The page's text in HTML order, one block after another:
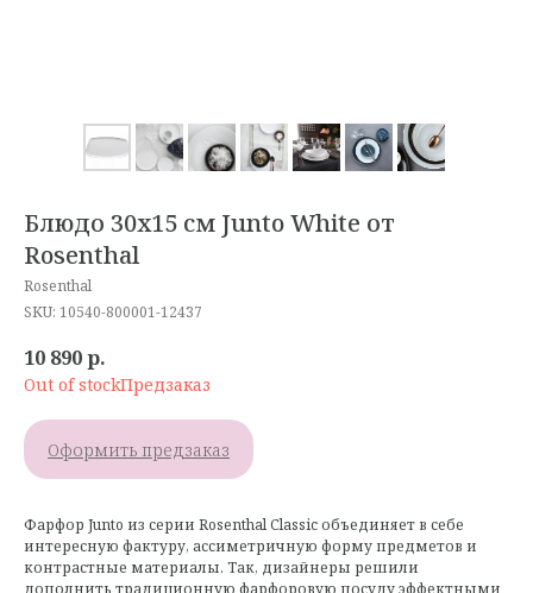
Блюдо 30х15 см Junto White от
Rosenthal
Rosenthal
SKU: 10540-800001-12437
10 890р.
Out of stock
Оформить предзаказ
Фарфор Junto из серии Rosenthal Classic объединяет в себе
интересную фактуру, ассиметричную форму предметов и
контрастные материалы. Так, дизайнеры решили